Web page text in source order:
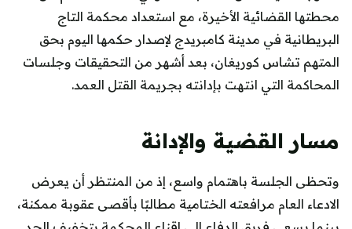
محطتها القضائية الأخيرة، مع استعداد محكمة التاج
البريطانية في مدينة كامبريدج لإصدار حكمها اليوم بحق
المتهم تشاس كوريغان، بعد أشهر من التحقيقات وجلسات
المحاكمة التي انتهت بإدانته بجريمة القتل العمد.
مسار القضية والإدانة
وتحظى الجلسة باهتمام واسع، إذ من المنتظر أن يعرض
الادعاء العام مرافعته الختامية مطالبًا بأقصى عقوبة ممكنة،